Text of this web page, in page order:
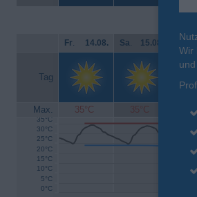
Fr. 14.08. Sa. 15.08. So.
Tag
Max. 35°C 35°C
0°C
5°C
10°C
15°C
20°C
25°C
30°C
35°C
Wir